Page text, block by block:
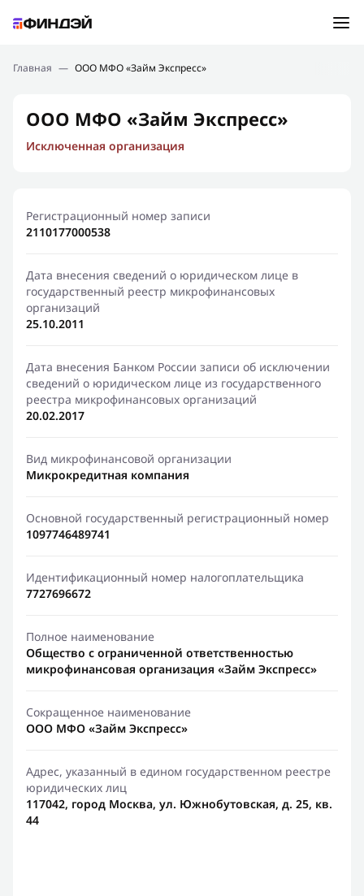
Подбор займа
Новости
Финансовое просвещение
Главная — ООО МФО «Займ Экспресс»
ООО МФО «Займ Экспресс»
Исключенная организация
Регистрационный номер записи
2110177000538
Дата внесения сведений о юридическом лице в
государственный реестр микрофинансовых
организаций
25.10.2011
Дата внесения Банком России записи об исключении
сведений о юридическом лице из государственного
реестра микрофинансовых организаций
20.02.2017
Вид микрофинансовой организации
Микрокредитная компания
Основной государственный регистрационный номер
1097746489741
Идентификационный номер налогоплательщика
7727696672
Полное наименование
Общество с ограниченной ответственностью
микрофинансовая организация «Займ Экспресс»
Сокращенное наименование
ООО МФО «Займ Экспресс»
Адрес, указанный в едином государственном реестре
юридических лиц
117042, город Москва, ул. Южнобутовская, д. 25, кв.
44
Ошибка:Контактная форма не найдена.
Спасибо, что написали нам
Мы свяжемся с Вами в ближайшее время и сообщим
результат
Отправить новый запрос